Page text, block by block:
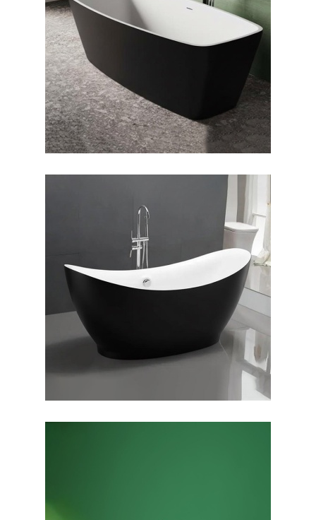
وان فری استندینگ بیانکا
بیرون مشکی
وان فری استندینگ سولانا